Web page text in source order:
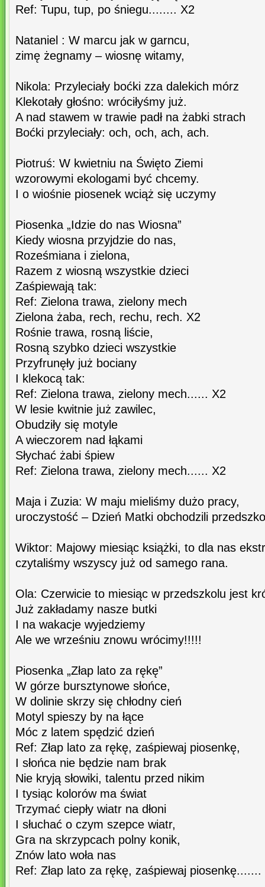
Ref: Tupu, tup, po śniegu........ X2
Nataniel : W marcu jak w garncu,
zimę żegnamy – wiosnę witamy,
Nikola: Przyleciały boćki zza dalekich mórz
Klekotały głośno: wróciłyśmy już.
A nad stawem w trawie padł na żabki strach
Boćki przyleciały: och, och, ach, ach.
Piotruś: W kwietniu na Święto Ziemi
wzorowymi ekologami być chcemy.
I o wiośnie piosenek wciąż się uczymy
Piosenka „Idzie do nas Wiosna”
Kiedy wiosna przyjdzie do nas,
Roześmiana i zielona,
Razem z wiosną wszystkie dzieci
Zaśpiewają tak:
Ref: Zielona trawa, zielony mech
Zielona żaba, rech, rechu, rech. X2
Rośnie trawa, rosną liście,
Rosną szybko dzieci wszystkie
Przyfrunęły już bociany
I klekocą tak:
Ref: Zielona trawa, zielony mech...... X2
W lesie kwitnie już zawilec,
Obudziły się motyle
A wieczorem nad łąkami
Słychać żabi śpiew
Ref: Zielona trawa, zielony mech...... X2
Maja i Zuzia: W maju mieliśmy dużo pracy,
uroczystość – Dzień Matki obchodzili
Wiktor: Majowy miesiąc książki, to dla nas
czytaliśmy wszyscy już od samego rana.
Ola: Czerwicie to miesiąc w przedszkolu jest
Już zakładamy nasze butki
I na wakacje wyjedziemy
Ale we wrześniu znowu wrócimy!!!!!
Piosenka „Złap lato za rękę”
W górze bursztynowe słońce,
W dolinie skrzy się chłodny cień
Motyl spieszy by na łące
Móc z latem spędzić dzień
Ref: Złap lato za rękę, zaśpiewaj piosenkę,
I słońca nie będzie nam brak
Nie kryją słowiki, talentu przed nikim
I tysiąc kolorów ma świat
Trzymać ciepły wiatr na dłoni
I słuchać o czym szepce wiatr,
Gra na skrzypcach polny konik,
Znów lato woła nas
Ref: Złap lato za rękę, zaśpiewaj piosenkę.......